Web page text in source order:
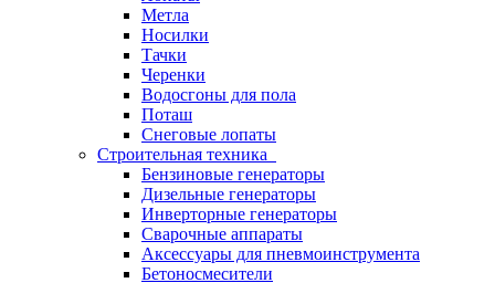
Метла
Носилки
Тачки
Черенки
Водосгоны для пола
Поташ
Снеговые лопаты
Строительная техника
Бензиновые генераторы
Дизельные генераторы
Инверторные генераторы
Сварочные аппараты
Аксессуары для пневмоинструмента
Бетоносмесители